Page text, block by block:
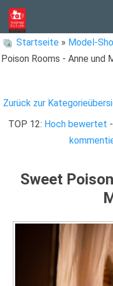
Startseite » Model-
Poison Rooms - Anne und
Zurück zur
TOP 12: Hoch bewertet -
Sweet